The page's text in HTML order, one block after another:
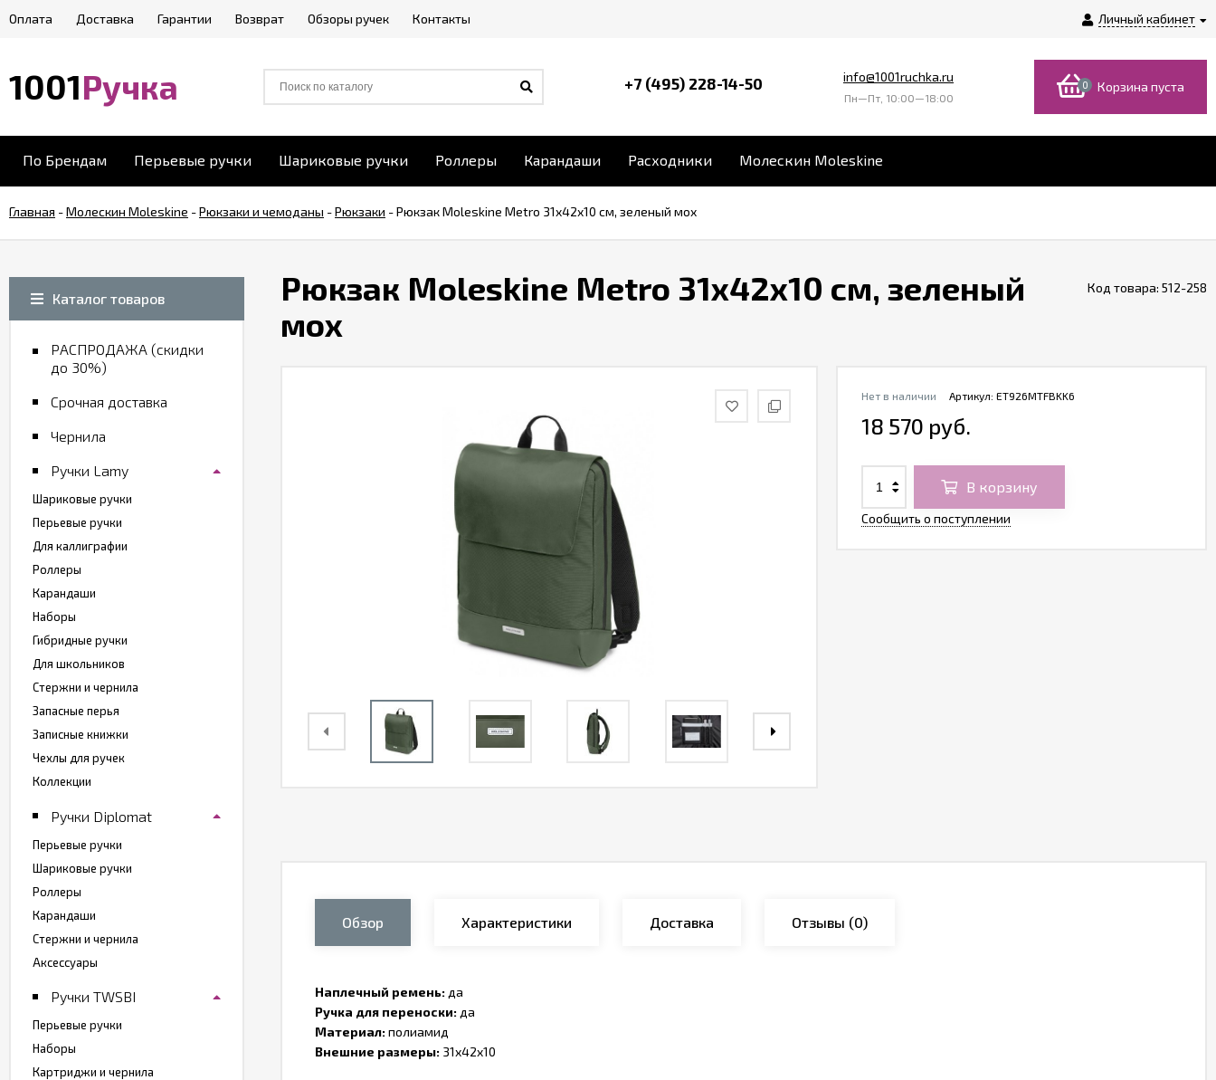
Личный кабинет
Оплата Доставка Гарантии Возврат Обзоры ручек Контакты
1001Ручка +7 (495) 228-14-50 info@1001ruchka.ru
Пн—Пт, 10:00—18:00
0 Корзина пуста
По Брендам Перьевые ручки Шариковые ручки Роллеры Карандаши Расходники Молескин Moleskine
Главная -Молескин Moleskine -Рюкзаки и чемоданы -Рюкзаки -Рюкзак Moleskine Metro 31x42x10 см, зеленый мох
Рюкзак Moleskine Metro 31x42x10 см, зеленый
мох
Код товара: 512-258
Артикул:ET926MTFBKK6
Нет в наличии
18 570 руб.
В корзину
Сообщить о поступлении
Обзор Характеристики Доставка Отзывы (0)
Наплечный ремень: да
Ручка для переноски: да
Материал:полиамид
Внешние размеры: 31x42x10
Каталог товаров
РАСПРОДАЖА (скидки
до 30%)
Срочная доставка
Чернила
Ручки Lamy
Шариковые ручки
Перьевые ручки
Для каллиграфии
Роллеры
Карандаши
Наборы
Гибридные ручки
Для школьников
Стержни и чернила
Запасные перья
Записные книжки
Чехлы для ручек
Коллекции
Ручки Diplomat
Перьевые ручки
Шариковые ручки
Роллеры
Карандаши
Стержни и чернила
Аксессуары
Ручки TWSBI
Перьевые ручки
Наборы
Картриджи и чернила